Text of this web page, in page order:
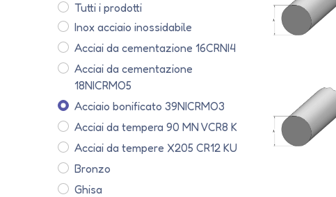
Tutti i prodotti
Inox acciaio inossidabile
Acciai da cementazione 16CRNI4
Acciai da cementazione
18NICRMO5
Acciaio bonificato 39NICRMO3
Acciai da tempera 90 MN VCR8 K
Acciai da tempere X205 CR12 KU
Bronzo
Ghisa